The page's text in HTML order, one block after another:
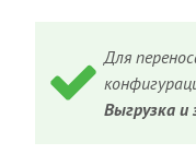
Для
Выгрузка и